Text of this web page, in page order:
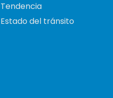
Tendencia
Estado del tránsito